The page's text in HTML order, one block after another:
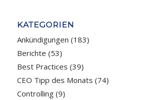
KATEGORIEN
Ankündigungen (183)
Berichte (53)
Best Practices (39)
CEO Tipp des Monats (74)
Controlling(9)